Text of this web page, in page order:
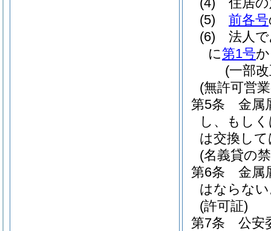
(5)
前各号
(6)
法人
に第1号
(一部
(無許可営
第5条
金属
し、もし
は交換し
(名義貸の
第6条
金属
はならな
(許可証)
第7条
公安